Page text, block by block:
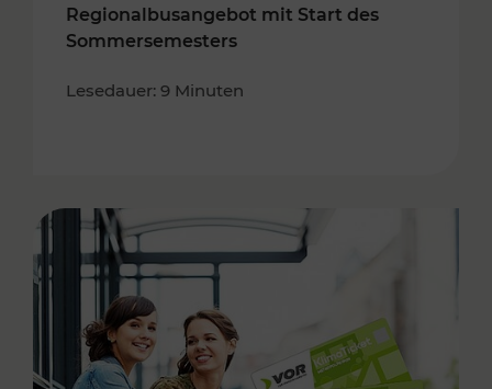
Regionalbusangebot mit Start des
Sommersemesters
Lesedauer: 9 Minuten